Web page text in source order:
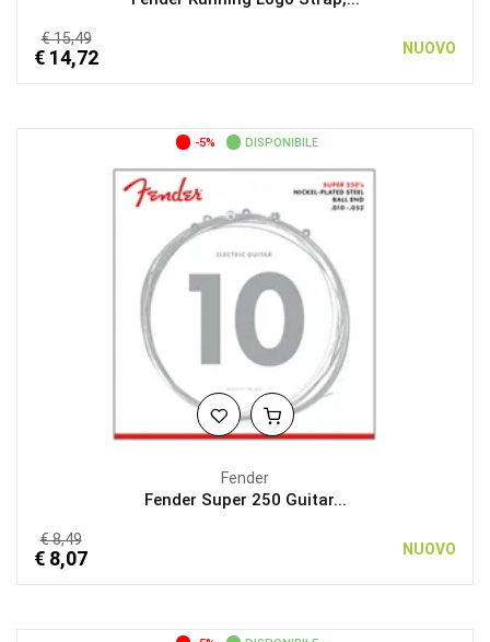
€ 15,49
€ 14,72 NUOVO
-5% DISPONIBILE
Fender
Fender Super 250 Guitar...
€ 8,49
€ 8,07 NUOVO